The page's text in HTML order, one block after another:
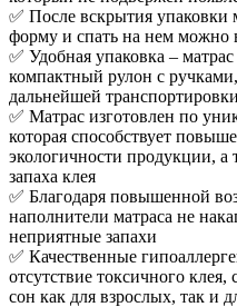
✅ После вскрытия упаковки
форму и спать на нем можно
✅ Удобная упаковка –
компактный рулон с
дальнейшей транспортировки
✅ Матрас изготовлен по
которая способствует
экологичности продукции, а
запаха клея
✅ Благодаря повышенной
наполнители матраса не
неприятные запахи
✅ Качественные
отсутствие токсичного
сон как для взрослых, так и